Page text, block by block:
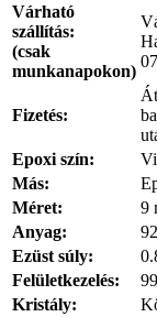
Várható
szállítás:
(csak
munkanapokon)
Fizetés:
Epoxi szín:
Más:
Méret:
9
Anyag:
Ezüst súly:
Felületkezelés:
Kristály: